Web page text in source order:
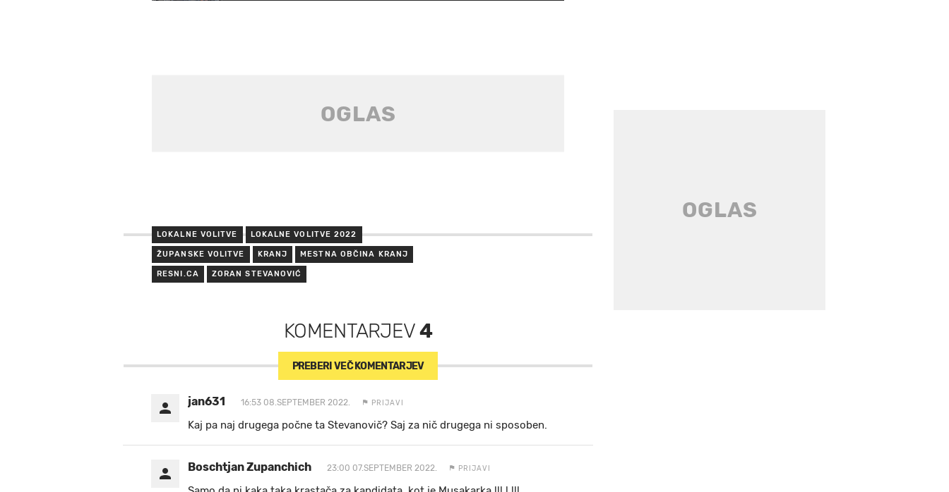
LOKALNE VOLITVE LOKALNE VOLITVE 2022
ŽUPANSKE VOLITVE KRANJ MESTNA OBČINA KRANJ
RESNI.CA ZORAN STEVANOVIĆ
KOMENTARJEV4
PREBERI VEČ KOMENTARJEV
jan631 16:53 08.SEPTEMBER 2022. PRIJAVI
Kaj pa naj drugega počne ta Stevanovič? Saj za nič drugega ni sposoben.
Boschtjan Zupanchich 23:00 07.SEPTEMBER 2022. PRIJAVI